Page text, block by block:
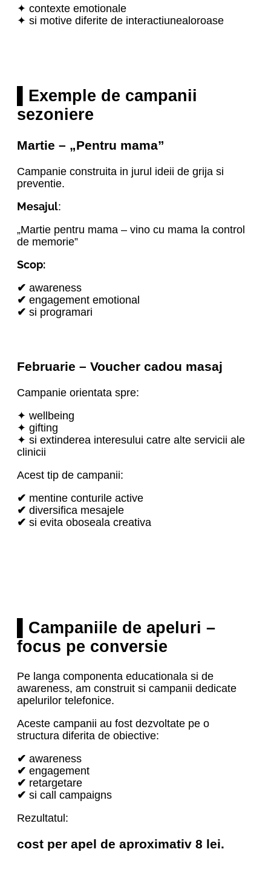
✦ contexte emotionale
✦ si motive diferite de interactiunealoroase
▌Exemple de campanii
sezoniere
Martie – „Pentru mama”
Campanie construita in jurul ideii de grija si
preventie.
Mesajul:
„Martie pentru mama – vino cu mama la control
de memorie”
Scop:
✔ awareness
✔ engagement emotional
✔ si programari
Februarie – Voucher cadou masaj
Campanie orientata spre:
✦ wellbeing
✦ gifting
✦ si extinderea interesului catre alte servicii ale
clinicii
Acest tip de campanii:
✔ mentine conturile active
✔ diversifica mesajele
✔ si evita oboseala creativa
▌Campaniile de apeluri –
focus pe conversie
Pe langa componenta educationala si de
awareness, am construit si campanii dedicate
apelurilor telefonice.
Aceste campanii au fost dezvoltate pe o
structura diferita de obiective:
✔ awareness
✔ engagement
✔ retargetare
✔ si call campaigns
Rezultatul:
cost per apel de aproximativ 8 lei.